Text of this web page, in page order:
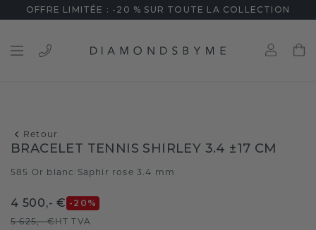
OFFRE LIMITÉE : -20 % SUR TOUTE LA COLLECTION
Retour
BRACELET TENNIS SHIRLEY 3.4 ±17 CM
585 Or blanc Saphir rose 3.4 mm
4 500,- € -20 %
5 625,- €HT TVA